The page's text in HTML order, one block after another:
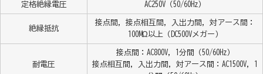
定格絶縁電圧 AC250V（50/60Hz）
絶縁抵抗
接点間，接点相互間，入出力間，対アース間：
100MΩ以上（DC500Vメガー）
耐電圧
接点間：AC800V，1分間（50/60Hz）
接点相互間，入出力間，対アース間：AC1500V，1